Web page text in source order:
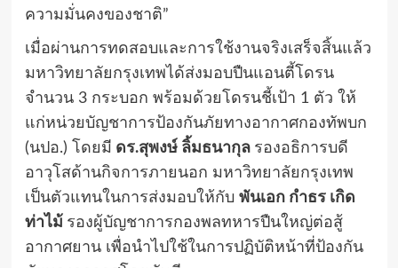
ความมั่นคงของชาติ”
เมื่อผ่านการทดสอบและการใช้งานจริงเสร็จสิ้นแล้ว
มหาวิทยาลัยกรุงเทพได้ส่งมอบปืนแอนตี้โดรน
จำนวน 3 กระบอก พร้อมด้วยโดรนชี้เป้า 1 ตัว ให้
แก่หน่วยบัญชาการป้องกันภัยทางอากาศกองทัพบก
(นปอ.) โดยมี ดร.สุพงษ์ ลิ้มธนากุล รองอธิการบดี
อาวุโสด้านกิจการภายนอก มหาวิทยาลัยกรุงเทพ
เป็นตัวแทนในการส่งมอบให้กับ พันเอก กำธร เกิด
ท่าไม้ รองผู้บัญชาการกองพลทหารปืนใหญ่ต่อสู้
อากาศยาน เพื่อนำไปใช้ในการปฏิบัติหน้าที่ป้องกัน